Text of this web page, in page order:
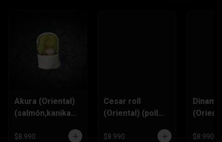
Akura (Oriental)
(salmón,kanikam
e)
$8.990
Cesar roll
(Oriental) (pollo
crema,ciboulette
$8.990
,queso
$8.990